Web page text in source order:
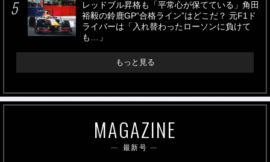
レッドブル昇格も「平常心が保てている」角田
裕毅の鈴鹿GP“合格ライン”はどこだ？ 元F1ド
ライバーは「入れ替わったローソンに負けて
も…」
もっと見る
MAGAZINE
最新号